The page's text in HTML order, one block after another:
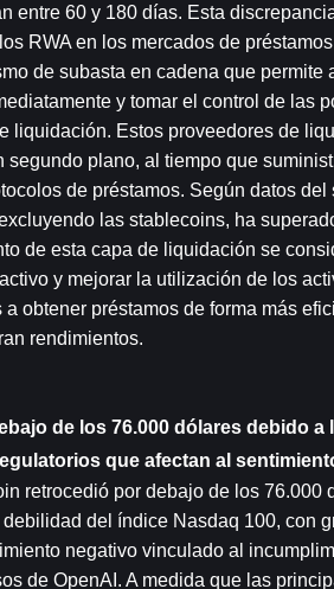
entre 60 y 180 días. Esta
RWA en los mercados de
de subasta en cadena que permite
y tomar el control de las
liquidación. Estos proveedores de
segundo plano, al tiempo que
de préstamos. Según datos del
las stablecoins, ha
de esta capa de liquidación se
y mejorar la utilización de los
obtener préstamos de forma más
rendimientos.
de los 76.000 dólares debido
que afectan al
retrocedió por debajo de los 76.000
del índice Nasdaq 100, con
negativo vinculado al
de OpenAI. A medida que las